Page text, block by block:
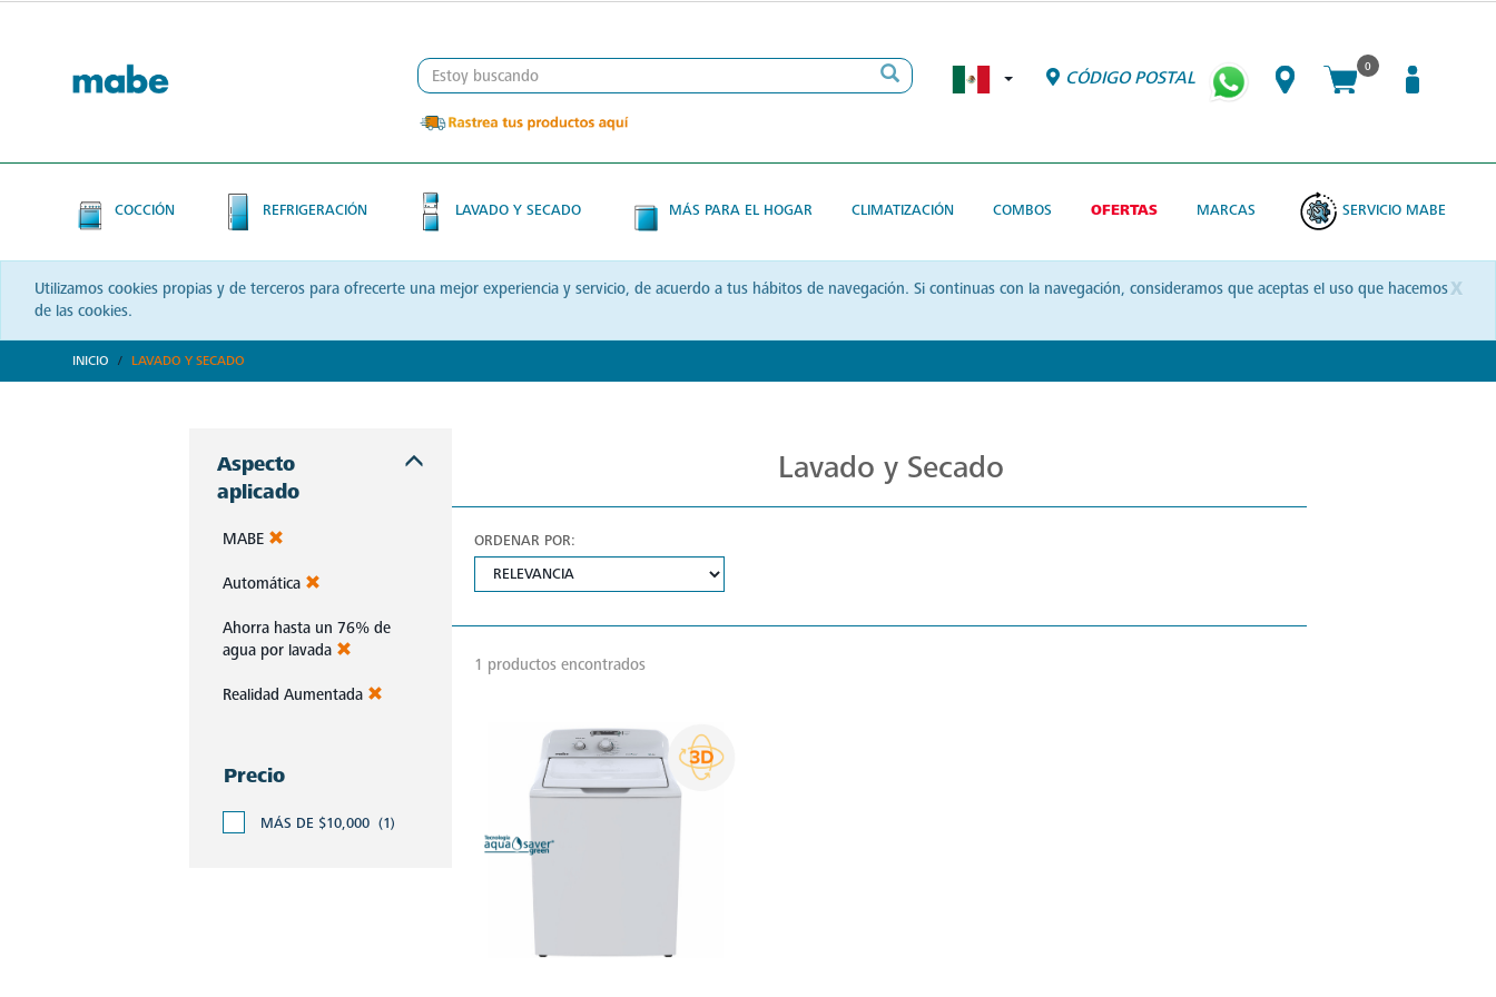
CÓDIGO POSTAL
0
COCCIÓN REFRIGERACIÓN LAVADO Y SECADO MÁS PARA EL HOGAR CLIMATIZACIÓN COMBOS OFERTAS MARCAS SERVICIO MABE
x
Utilizamos cookies propias y de terceros para ofrecerte una mejor experiencia y servicio, de acuerdo a tus hábitos de navegación. Si continuas con la navegación, consideramos que aceptas el uso que hacemos
de las cookies.
INICIO LAVADO Y SECADO
Aspecto
aplicado
MABE
Automática
Ahorra hasta un 76% de
agua por lavada
Realidad Aumentada
Precio
MÁS DE $10,000 (1)
Lavado y Secado
ORDENAR POR:
1 productos encontrados